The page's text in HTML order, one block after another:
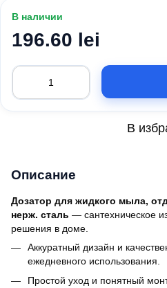
В наличии
196.60 lei
В
Описание
Дозатор для жидкого мыла,
нерж. сталь — сантехническое
решения в доме.
Аккуратный дизайн и
ежедневного использования.
Простой уход и понятный